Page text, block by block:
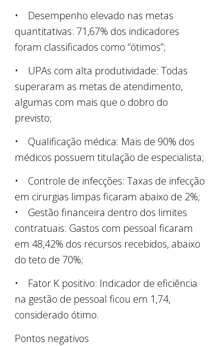
• Desempenho elevado nas metas
quantitativas: 71,67% dos indicadores
foram classificados como “ótimos”;
• UPAs com alta produtividade: Todas
superaram as metas de atendimento,
algumas com mais que o dobro do
previsto;
• Qualificação médica: Mais de 90% dos
médicos possuem titulação de especialista;
• Controle de infecções: Taxas de infecção
em cirurgias limpas ficaram abaixo de 2%;
• Gestão financeira dentro dos limites
contratuais: Gastos com pessoal ficaram
em 48,42% dos recursos recebidos, abaixo
do teto de 70%;
• Fator K positivo: Indicador de eficiência
na gestão de pessoal ficou em 1,74,
considerado ótimo.
Pontos negativos